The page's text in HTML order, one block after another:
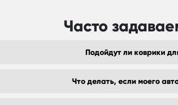
Часто
Подойдут ли коврики
Что делать, если моего